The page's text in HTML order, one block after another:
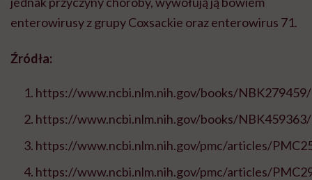
enterowirusy z grupy Coxsackie oraz enterowirus 71.
Źródła:
https://www.ncbi.nlm.nih.gov/books/NBK279459/
https://www.ncbi.nlm.nih.gov/books/NBK459363/
https://www.ncbi.nlm.nih.gov/pmc/articles/
https://www.ncbi.nlm.nih.gov/pmc/articles/